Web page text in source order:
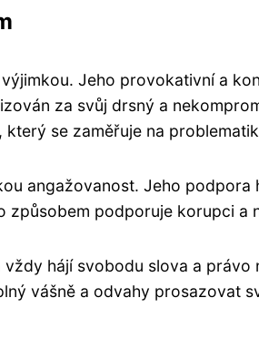
Jeho provokativní a
za svůj drsný a
se zaměřuje na
angažovanost. Jeho podpora
podporuje korupci a
hájí svobodu slova a
vášně a odvahy prosazovat